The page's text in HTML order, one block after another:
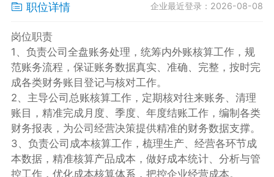
职位详情 企业最近登录：2026-08-08
岗位职责
1、负责公司全盘账务处理，统筹内外账核算工作，规
范账务流程，保证账务数据真实、准确、完整，按时完
成各类财务账目登记与核对工作。
2、主导公司总账核算工作，定期核对往来账务、清理
账目，精准完成月度、季度、年度结账工作，编制各类
财务报表，为公司经营决策提供精准的财务数据支撑。
3、负责公司成本核算工作，梳理生产、经营各环节成
本数据，精准核算产品成本，做好成本统计、分析与管
控工作，优化成本核算体系，把控企业经营成本。